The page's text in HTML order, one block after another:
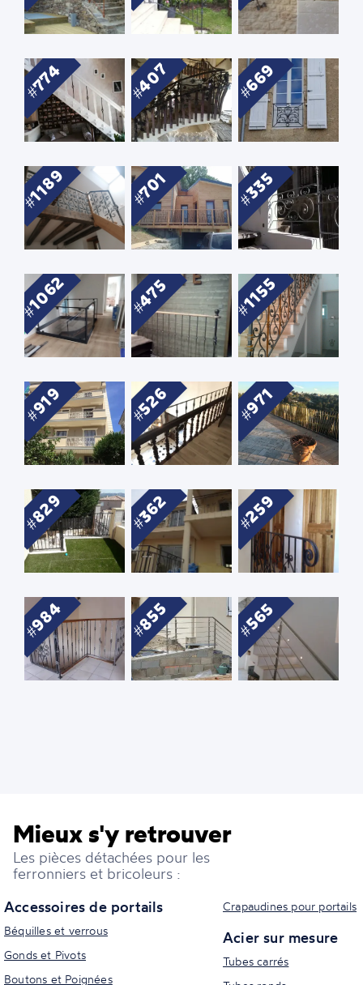
774 407 669
1189 701 335
1062 475 1155
919 526 971
829 362 259
984 855 565
Mieux s'y retrouver
Les pièces détachées pour les
ferronniers et bricoleurs :
Accessoires de portails
Béquilles et verrous
Gonds et Pivots
Boutons et Poignées
Crapaudines pour portails
Acier sur mesure
Tubes carrés